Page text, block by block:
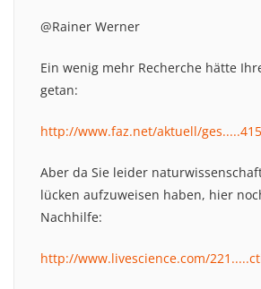
@Rainer Werner
Ein wenig mehr Recherche hätte
getan:
http://www.faz.net/aktuell/
Aber da Sie leider
lücken aufzuweisen haben, hier
Nachhilfe:
http://www.livescience.com/